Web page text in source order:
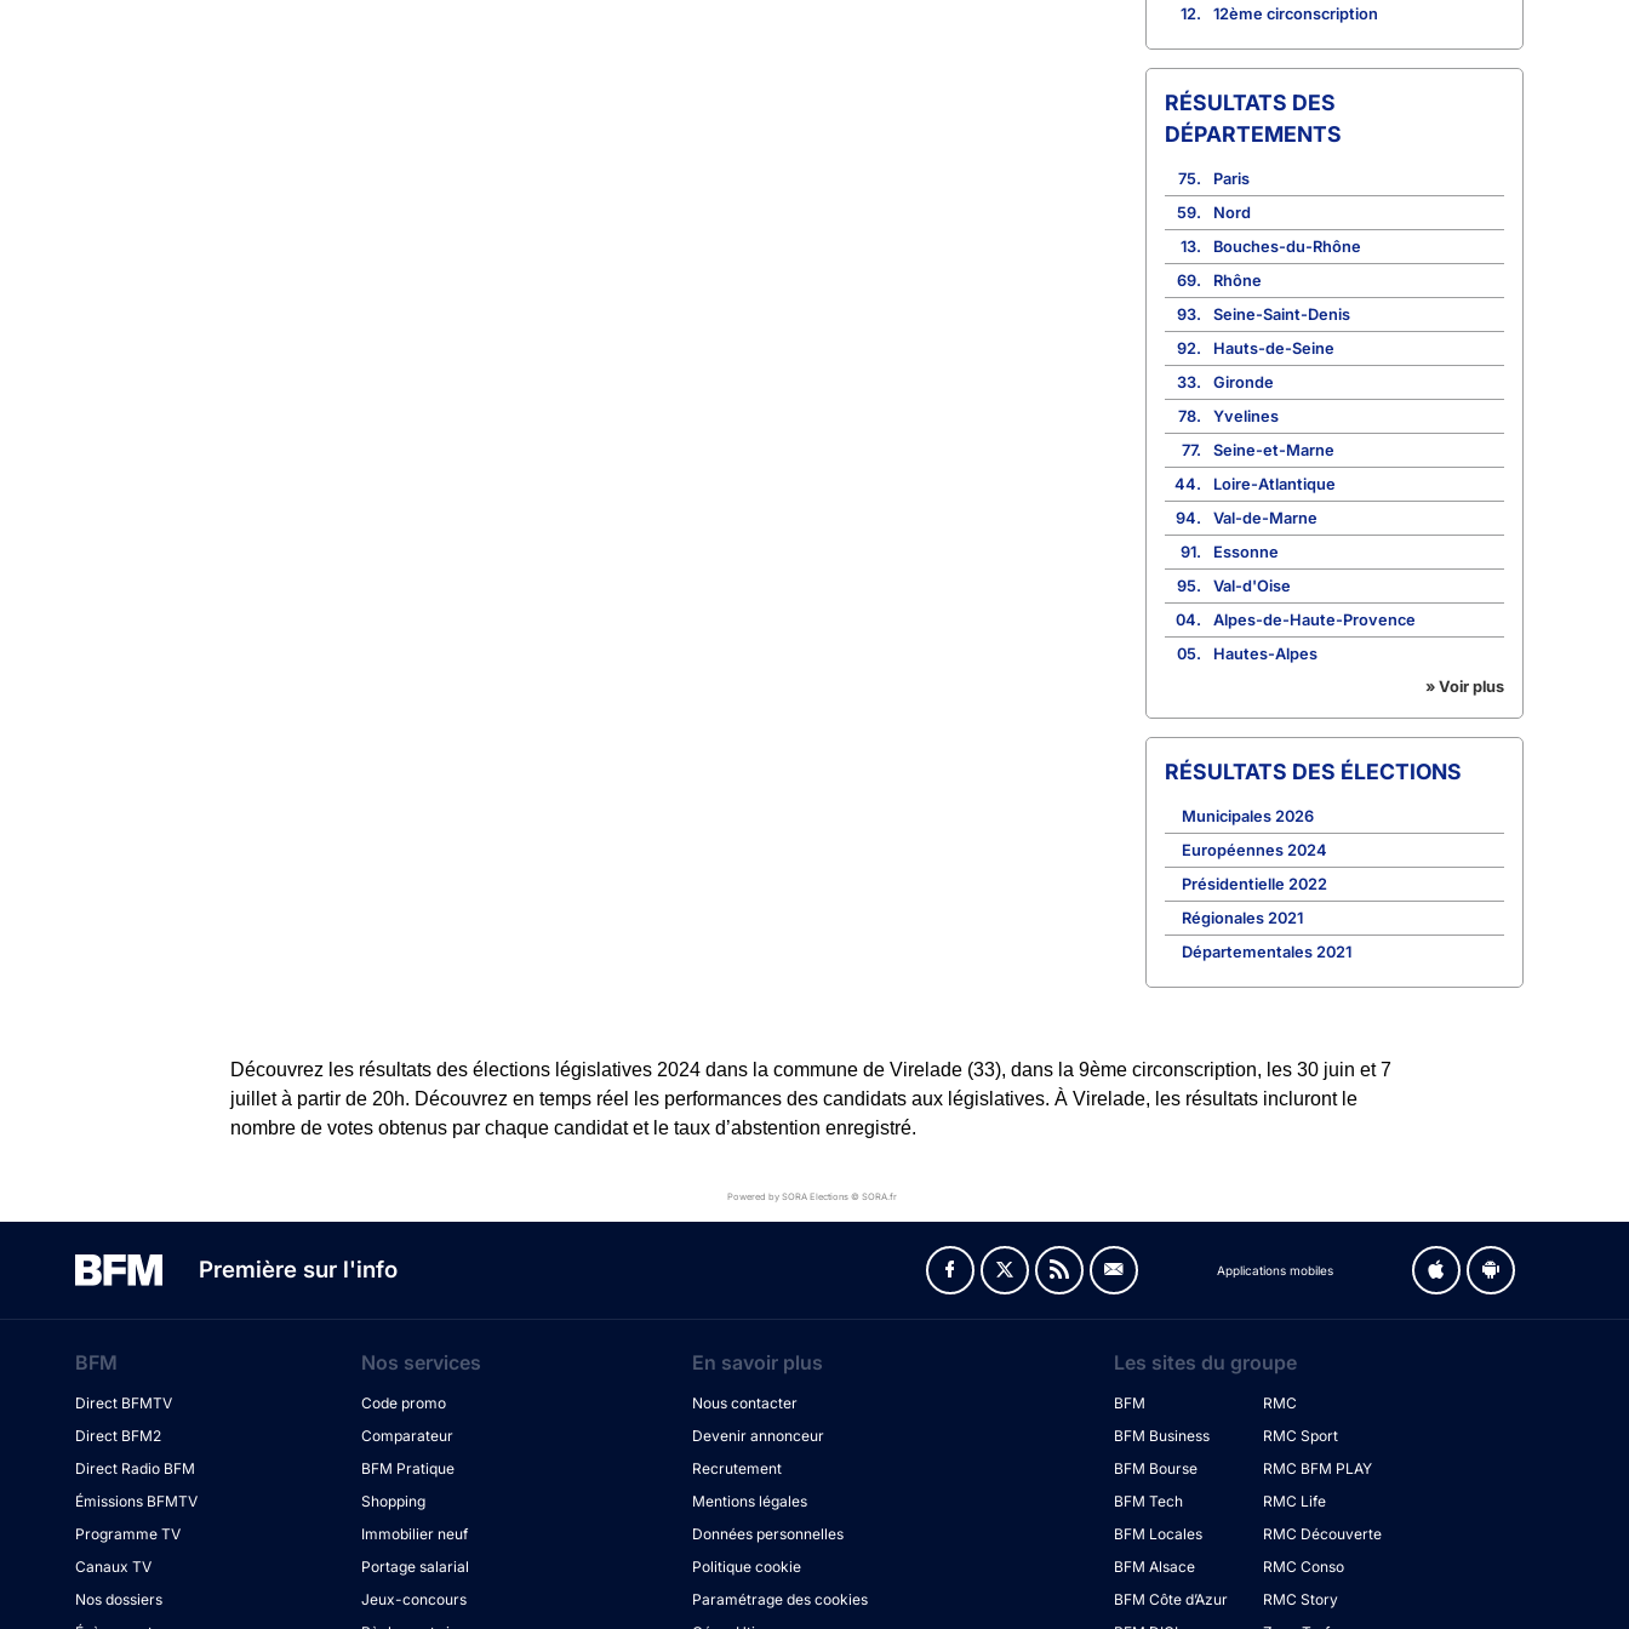
12.
12ème circonscription
RÉSULTATS DES
DÉPARTEMENTS
75.
Paris
59.
Nord
13.
Bouches-du-Rhône
69.
Rhône
93.
Seine-Saint-Denis
92.
Hauts-de-Seine
33.
Gironde
78.
Yvelines
77.
Seine-et-Marne
44.
Loire-Atlantique
94.
Val-de-Marne
91.
Essonne
95.
Val-d'Oise
04.
Alpes-de-Haute-Provence
05.
Hautes-Alpes
» Voir plus
RÉSULTATS DES ÉLECTIONS
Municipales 2026
Européennes 2024
Présidentielle 2022
Régionales 2021
Départementales 2021
Découvrez les résultats des élections législatives 2024 dans la commune de Virelade (33), dans la 9ème circonscription, les 30 juin et 7
juillet à partir de 20h. Découvrez en temps réel les performances des candidats aux législatives. À Virelade, les résultats incluront le
nombre de votes obtenus par chaque candidat et le taux d’abstention enregistré.
Powered by SORA Elections © SORA.fr
Première sur l'info Applications mobiles
BFM
Direct BFMTV
Direct BFM2
Direct Radio BFM
Émissions BFMTV
Programme TV
Canaux TV
Nos dossiers
Nos services
Code promo
Comparateur
BFM Pratique
Shopping
Immobilier neuf
Portage salarial
Jeux-concours
En savoir plus
Nous contacter
Devenir annonceur
Recrutement
Mentions légales
Données personnelles
Politique cookie
Paramétrage des cookies
Les sites du groupe
BFM
BFM Business
BFM Bourse
BFM Tech
BFM Locales
BFM Alsace
BFM Côte d’Azur
RMC
RMC Sport
RMC BFM PLAY
RMC Life
RMC Découverte
RMC Conso
RMC Story